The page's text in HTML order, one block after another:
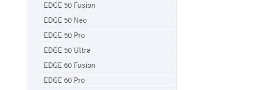
EDGE 50 Fusion
EDGE 50 Neo
EDGE 50 Pro
EDGE 50 Ultra
EDGE 60 Fusion
EDGE 60 Pro